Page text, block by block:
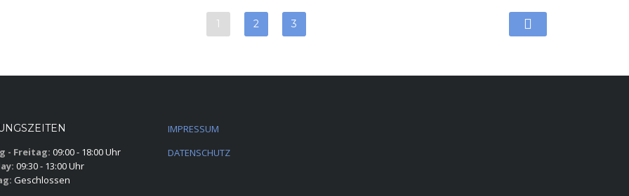
1 2 3
- Freitag: 09:00 - 18:00 Uhr
09:30 - 13:00 Uhr
Geschlossen
IMPRESSUM
DATENSCHUTZ